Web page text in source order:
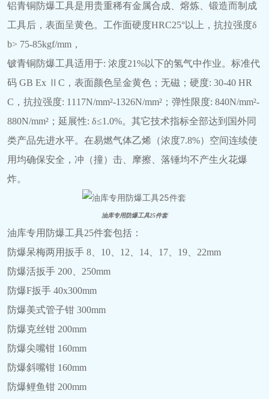
铝青铜防爆工具是用贵重稀有金属合成、熔炼、锻造而制成
工具后，表面呈黄色。工作面硬度HRC25°以上，抗拉强度δ
b> 75-85kgf/mm，
铍青铜防爆工具适用于: 浓度21%以下的氢气中作业。标准代
码 GB Ex ⅡC，表面颜色呈金黄色；无磁；硬度: 30-40 HR
C，抗拉强度: 1117N/mm²-1326N/mm²；弹性限度: 840N/mm²-
880N/mm²；延展性: δ≤1.0%。其它技术指标全部达到国外同
类产品先进水平。在易燃气体乙烯（浓度7.8%）空间连续使
用均确保安全，冲（撞）击、摩擦、落锤均不产生火花爆
炸。
油库专用防爆工具25件套
油库专用防爆工具25件套包括：
防爆呆梅两用扳手 8、10、12、14、17、19、22mm
防爆活扳手 200、250mm
防爆F扳手 40x300mm
防爆美式管子钳 300mm
防爆克丝钳 200mm
防爆尖嘴钳 160mm
防爆斜嘴钳 160mm
防爆鲤鱼钳 200mm